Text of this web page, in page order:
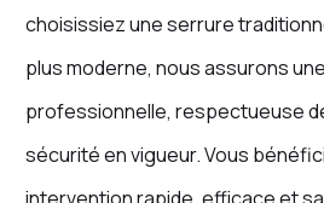
choisissiez une serrure
plus moderne, nous assurons
professionnelle, respectueuse
sécurité en vigueur. Vous